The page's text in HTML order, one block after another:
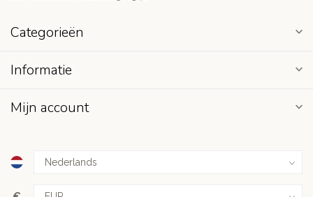
Categorieën
Informatie
Mijn account